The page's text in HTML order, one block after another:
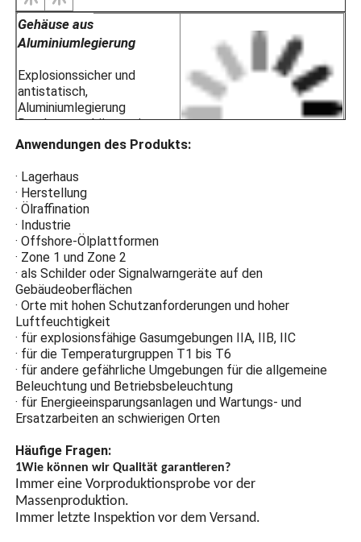
· Wireless Synchronisation ist auf
Installation verfügbar; bitte bei der
· Es eignet sich sowohl für Stahlrohr-
APPL
· Öl- und Gasplattformen
· Chemische Verarbeitungsanlagen
· Getreidesilos und Mehlmühlen
· LNG-Stationen
Gehäuse aus
Aluminiumlegierung
Explosionssicher und
antistatisch,
Aluminiumlegierung
Druckgussgehäuse mit
elektrostatisch gesprühte
Kunststoffoberfläche für
Korrosionsbeständigkeit,
antistatisch und
Stoßbeständigkeit.
Der explosionssichere
gehärtetem Glas verhindert,
brennbaren Gasen in
Berührung kommen und
Explosionen verursachen.
Energieeinsparendes
Design
LED-Lampen mit hoher
Helligkeit, LED-Chip-
Energiesparlampen haben
eine hohe Helligkeit und
sind energieeffizienter als
Anwendungen des Produkts:
· Lagerhaus
· Herstellung
· Ölraffination
· Industrie
· Offshore-Ölplattformen
· Zone 1 und Zone 2
· als Schilder oder Signalwarngeräte auf den
Gebäudeoberflächen
· Orte mit hohen Schutzanforderungen und hoher
Luftfeuchtigkeit
· für explosionsfähige Gasumgebungen IIA, IIB, IIC
· für die Temperaturgruppen T1 bis T6
· für andere gefährliche Umgebungen für die allgemeine
Beleuchtung und Betriebsbeleuchtung
· für Energieeinsparungsanlagen und Wartungs- und
Ersatzarbeiten an schwierigen Orten
Häufige Fragen:
1Wie können wir Qualität garantieren?
Immer eine Vorproduktionsprobe vor der
Massenproduktion.
Immer letzte Inspektion vor dem Versand.